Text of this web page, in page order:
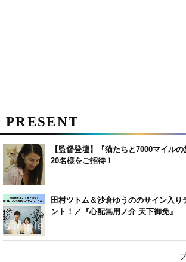
PRESENT
【監督登壇】『猫たちと7000マイル
20名様をご招待！
田村ツトム＆沙倉ゆうののサイン入り
ント！／『心配無用ノ介 天下御免』